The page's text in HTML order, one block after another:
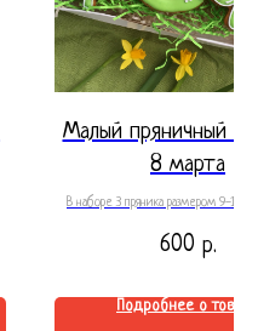
Малый пряничный
8 марта
В наборе 3 пряника размером 9-10
Упакованы в подарочную коробочку
600 р.
Подробнее о товаре